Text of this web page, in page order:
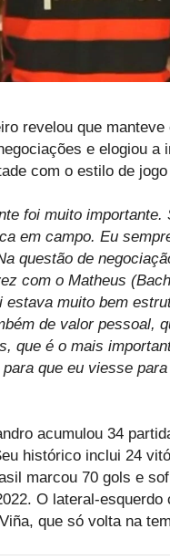
revelou que
e elogiou a
com o estilo de
foi muito importante.
em campo. Eu
questão de
com o Matheus
muito bem
de valor pessoal,
que é o mais
que eu viesse
acumulou 34
histórico inclui 24
marcou 70 gols e
O lateral-
que só volta na